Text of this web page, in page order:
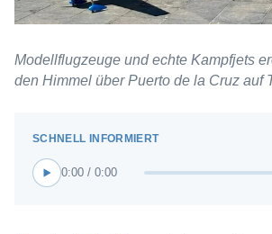
Modellflugzeuge und echte Kampfjets
den Himmel über Puerto de la Cruz auf
0:00 / 0:00